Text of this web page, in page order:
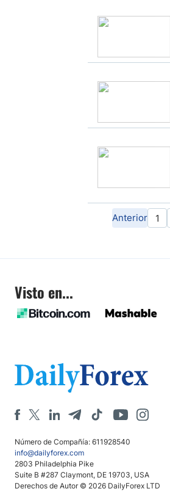
Anterior 1
Visto en...
Número de Compañía: 611928540
info@dailyforex.com
2803 Philadelphia Pike
Suite B #287 Claymont, DE 19703, USA
Derechos de Autor © 2026 DailyForex LTD